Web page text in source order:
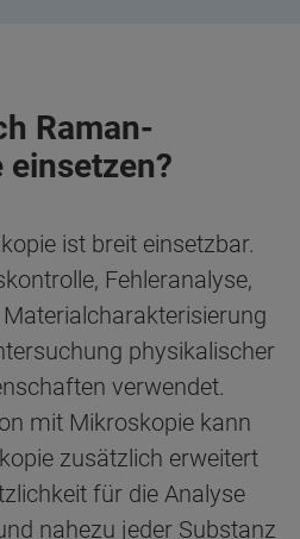
Raman-
ist breit einsetzbar.
Fehleranalyse,
physikalischer
verwendet.
mit Mikroskopie kann
zusätzlich erweitert
für die Analyse
nahezu jeder Substanz